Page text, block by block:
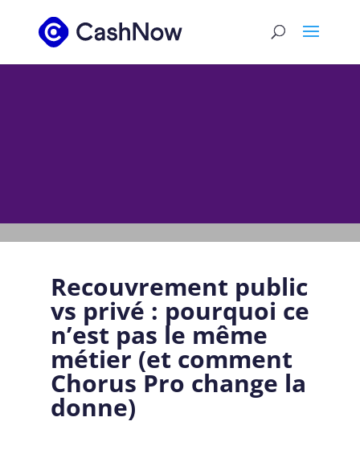
Recouvrement public
vs privé : pourquoi ce
n’est pas le même
métier (et comment
Chorus Pro change la
donne)